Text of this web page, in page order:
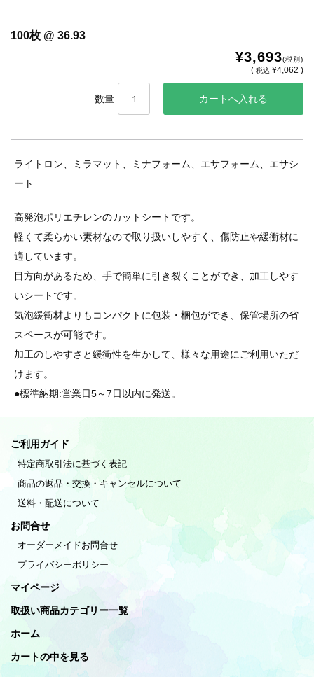
100枚 @ 36.93
¥3,693(税別)
(税込 ¥4,062 )
数量
ライトロン、ミラマット、ミナフォーム、エサフォーム、エサシ
ート
高発泡ポリエチレンのカットシートです。
軽くて柔らかい素材なので取り扱いしやすく、傷防止や緩衝材に
適しています。
目方向があるため、手で簡単に引き裂くことができ、加工しやす
いシートです。
気泡緩衝材よりもコンパクトに包装・梱包ができ、保管場所の省
スペースが可能です。
加工のしやすさと緩衝性を生かして、様々な用途にご利用いただ
けます。
●標準納期:営業日5～7日以内に発送。
ご利用ガイド
特定商取引法に基づく表記
商品の返品・交換・キャンセルについて
送料・配送について
お問合せ
オーダーメイドお問合せ
プライバシーポリシー
マイページ
取扱い商品カテゴリー一覧
ホーム
カートの中を見る